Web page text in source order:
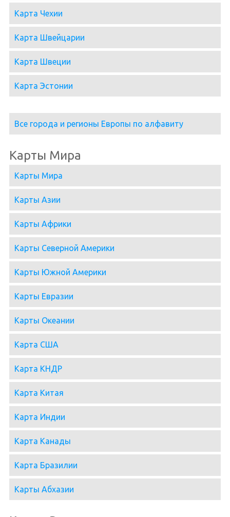
Карта Чехии
Карта Швейцарии
Карта Швеции
Карта Эстонии
Все города и регионы Европы по алфавиту
Карты Мира
Карты Мира
Карты Азии
Карты Африки
Карты Северной Америки
Карты Южной Америки
Карты Евразии
Карты Океании
Карта США
Карта КНДР
Карта Китая
Карта Индии
Карта Канады
Карта Бразилии
Карты Абхазии